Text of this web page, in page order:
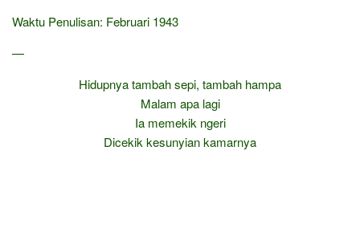
Waktu Penulisan: Februari 1943
—
Hidupnya tambah sepi, tambah hampa
Malam apa lagi
Ia memekik ngeri
Dicekik kesunyian kamarnya